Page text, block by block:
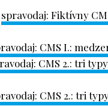
spravodaj: Fiktívny
CMS I.:
CMS 2.: tri
CMS 2.: tri